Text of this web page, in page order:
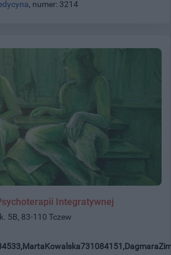
, numer: 3214
Integratywnej
5B, 83-110 Tczew